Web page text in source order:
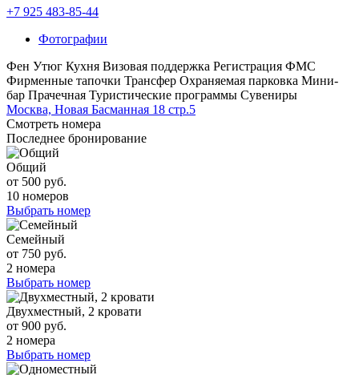
+7 925 483-85-44
Фотографии
Фен Утюг Кухня Визовая поддержка Регистрация ФМС
Фирменные тапочки Трансфер Охраняемая парковка Мини-
бар Прачечная Туристические программы Сувениры
Москва, Новая Басманная 18 стр.5
Смотреть номера
Последнее бронирование
Общий
от 500 руб.
10 номеров
Выбрать номер
Семейный
от 750 руб.
2 номера
Выбрать номер
Двухместный, 2 кровати
от 900 руб.
2 номера
Выбрать номер